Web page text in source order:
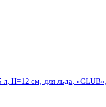
л, H=12 см, для льда,